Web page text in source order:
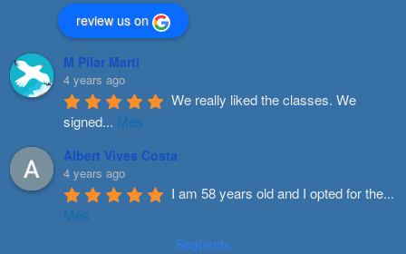
review us on
M Pilar Marti
4 years ago
We really liked the classes. We
signed... Més
Albert Vives Costa
4 years ago
I am 58 years old and I opted for the...
Més
Següents